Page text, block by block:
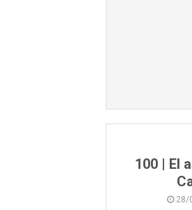
100 | El
28/